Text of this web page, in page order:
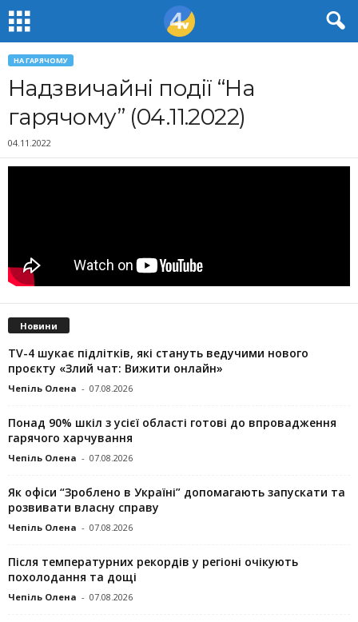
НА ГАРЯЧОМУ
Надзвичайні події “На
гарячому” (04.11.2022)
04.11.2022
Новини
TV-4 шукає підлітків, які стануть ведучими нового
проєкту «Злий чат: Вижити онлайн»
Чепіль Олена - 07.08.2026
Понад 90% шкіл з усієї області готові до впровадження
гарячого харчування
Чепіль Олена - 07.08.2026
Як офіси “Зроблено в Україні” допомагають запускaти та
розвивати власну справу
Чепіль Олена - 07.08.2026
Після температурних рекордів у регіоні очікують
похолодання та дощі
Чепіль Олена - 07.08.2026